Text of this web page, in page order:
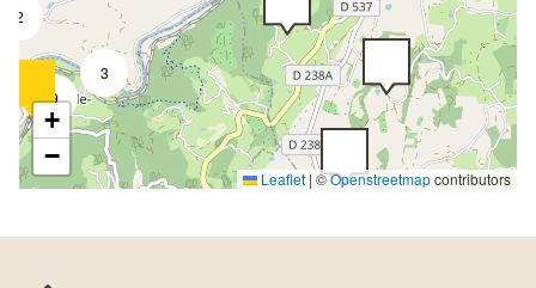
2
3
9
+
−
Leaflet | ©Openstreetmapcontributors